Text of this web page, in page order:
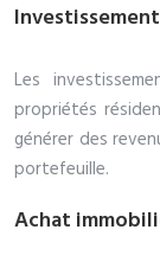
Les
propriétés
générer des
portefeuille.
Achat